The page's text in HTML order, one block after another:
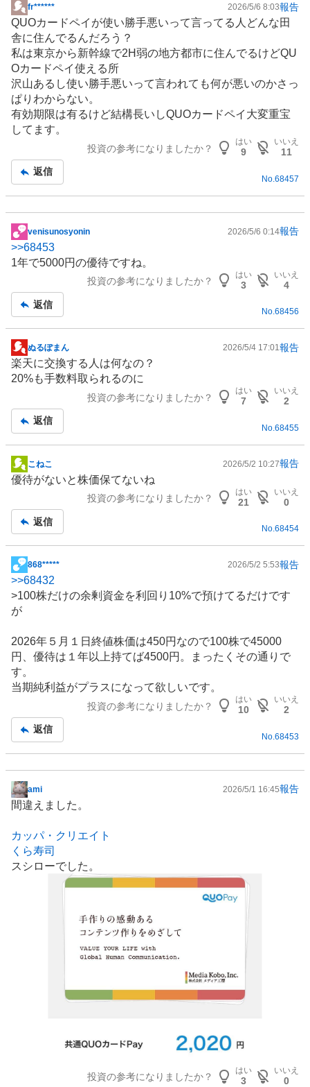
掲
示
板
記
事
fr****** 2026/5/6 8:03報告
QUOカードペイが使い勝手悪いって言ってる人どんな田
舎に住んでるんだろう？
私は東京から新幹線で2H弱の地方都市に住んでるけどQU
Oカードペイ使える所
沢山あるし使い勝手悪いって言われても何が悪いのかさっ
ぱりわからない。
有効期限は有るけど結構長いしQUOカードペイ大変重宝
してます。
投資の参考になりましたか？
はい
9
いいえ
11
返信
No. 68457
掲
示
板
venisunosyonin 2026/5/6 0:14報告
>>68453
1年で5000円の優待ですね。
投資の参考になりましたか？
はい
3
いいえ
4
返信
No.68456
掲
示
板
ぬるぽまん 2026/5/4 17:01報告
楽天に交換する人は何なの？
20%も手数料取られるのに
投資の参考になりましたか？
はい
7
いいえ
2
返信
No. 68455
掲
示
事
こねこ 2026/5/2 10:27報告
優待がないと株価保てないね
投資の参考になりましたか？
はい
21
いいえ
0
返信
No.68454
掲
示
板
記
868***** 2026/5/2 5:53報告
>>68432
>100株だけの余剰資金を利回り10%で預けてるだけです
が
2026年５月１日終値株価は450円なので100株で45000
円、優待は１年以上持てば4500円。まったくその通りで
す。
当期純利益がプラスになって欲しいです。
投資の参考になりましたか？
はい
10
いいえ
2
返信
No. 68453
掲
示
記
事
ami 2026/5/1 16:45報告
間違えました。
カッパ・クリエイト
くら寿司
スシローでした。
投資の参考になりましたか？
はい
3
いいえ
0